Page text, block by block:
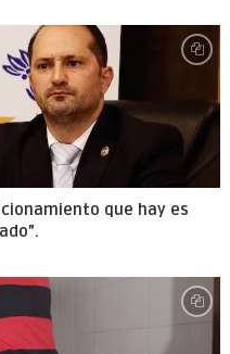
que hay es